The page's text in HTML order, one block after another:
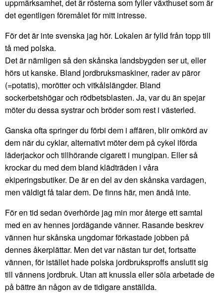
uppmärksamhet, det är rösterna som fyller växthuset som är
det egentligen föremålet för mitt intresse.
För det är inte svenska jag hör. Lokalen är fylld från topp till
tå med polska.
Det är nämligen så den skånska landsbygden ser ut, eller
hörs ut kanske. Bland jordbruksmaskiner, rader av päror
(=potatis), morötter och vitkålslängder. Bland
sockerbetshögar och rödbetsblasten. Ja, var du än spejar
möter du dessa systrar och bröder som rest i västerled.
Ganska ofta springer du förbi dem i affären, blir omkörd av
dem när du cyklar, alternativt möter dem på cykel iförda
läderjackor och tillhörande cigarett i mungipan. Eller så
krockar du med dem bland klädträden i våra
ekiperingsbutiker. De är en del av den skånska vardagen,
men väldigt få talar dem. De finns här, men ändå inte.
För en tid sedan överhörde jag min mor återge ett samtal
med en av hennes jordägande vänner. Rasande beskrev
vännen hur skånska ungdomar förkastade jobben på
dennes åkerplättar. Men det var nästan tur det, fortsatte
vännen, för istället hade polska jordbruksproffs anslutit sig
till vännens jordbruk. Utan att knussla eller söla arbetade de
på bättre än någon av de tidigare anställda.